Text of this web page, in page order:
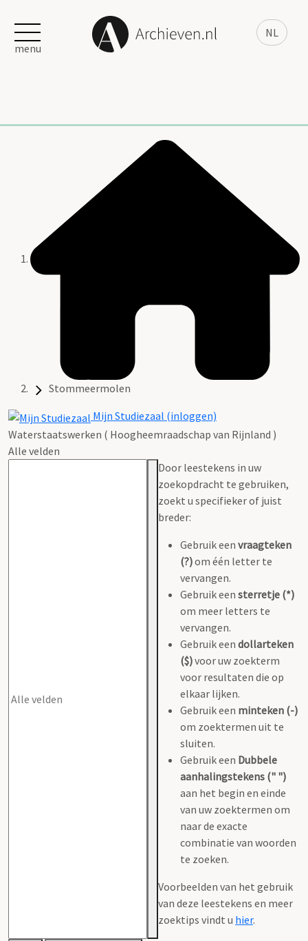
NL
menu
Stommeermolen
Mijn Studiezaal (inloggen)
Waterstaatswerken ( Hoogheemraadschap van Rijnland )
Alle velden
Door leestekens in uw
zoekopdracht te gebruiken,
zoekt u specifieker of juist
breder:
Gebruik een vraagteken
(?)om één letter te
vervangen.
Gebruik een sterretje (*)
om meer letters te
vervangen.
Gebruik een dollarteken
($)voor uw zoekterm
voor resultaten die op
elkaar lijken.
Gebruik een minteken (-)
om zoektermen uit te
sluiten.
Gebruik een Dubbele
aanhalingstekens (" ")
aan het begin en einde
van uw zoektermen om
naar de exacte
combinatie van woorden
te zoeken.
Voorbeelden van het gebruik
van deze leestekens en meer
zoektips vindt u hier.